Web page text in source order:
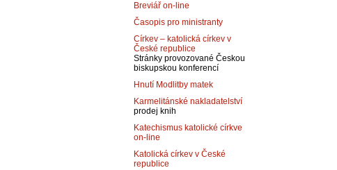
Breviář on-line
Časopis pro ministranty
Církev – katolická církev v
České republice
Stránky provozované Českou
biskupskou konferencí
Hnutí Modlitby matek
Karmelitánské nakladatelství
prodej knih
Katechismus katolické církve
on-line
Katolická církev v České
republice